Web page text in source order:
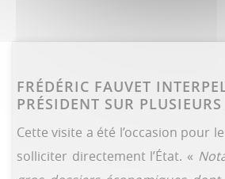
FRÉDÉRIC FAUVET
PRÉSIDENT SUR
Cette visite a été l’occasion pour
solliciter directement l’État. «